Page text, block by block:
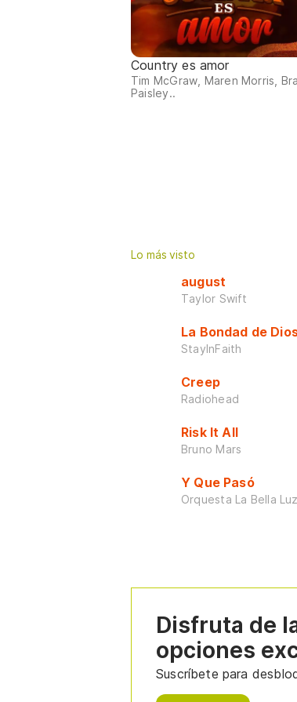
Country es amor
Tim McGraw, Maren Morris,
Paisley..
Lo más visto
august
Taylor Swift
La Bondad de
StayInFaith
Creep
Radiohead
Risk It All
Bruno Mars
Y Que Pasó
Orquesta La Bella Luz
Disfruta de
opciones
Suscríbete para